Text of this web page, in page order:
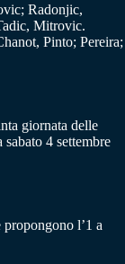
Radonjic,
Mitrovic.
Pinto; Pereira;
giornata delle
4 settembre
l’1 a